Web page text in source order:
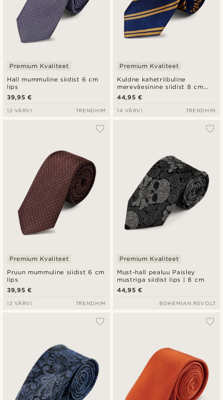
Hall mummuline siidist 6 cm
lips
Premium Kvaliteet
39,95 €
12 VÄRVI TRENDHIM
Kuldne kahetriibuline
mereväesinine siidist 8 cm
lips
Premium Kvaliteet
44,95 €
14 VÄRVI TRENDHIM
Pruun mummuline siidist 6 cm
lips
Premium Kvaliteet
39,95 €
12 VÄRVI TRENDHIM
Must-hall pealuu Paisley
mustriga siidist lips | 8 cm
Premium Kvaliteet
44,95 €
BOHEMIAN REVOLT